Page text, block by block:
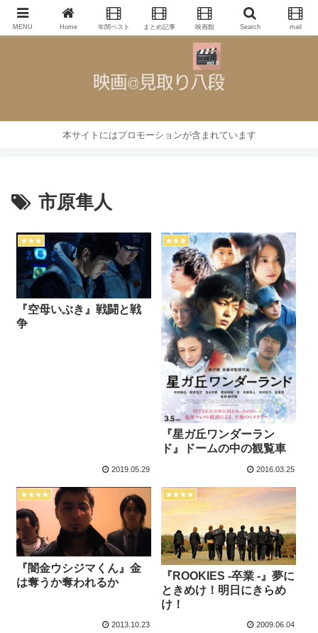
映画批評・レビューブログ
本サイトにはプロモーションが含まれています
市原隼人
★★★
『空母いぶき』戦闘と戦
争
2019.05.29
★★★
『星ガ丘ワンダーラン
ド』ドームの中の観覧車
2016.03.25
★★★★
『闇金ウシジマくん』金
は奪うか奪われるか
2013.10.23
★★★★
『ROOKIES -卒業 -』夢に
ときめけ！明日にきらめ
け！
2009.06.04
MENU Home 年間ベスト まとめ記事 映画館 Search mail